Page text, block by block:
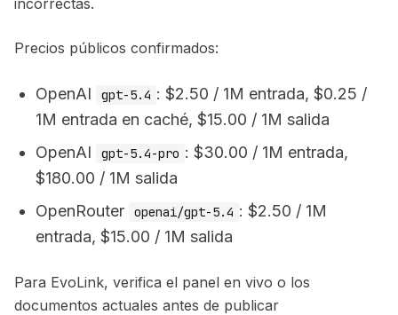
incorrectas.
Precios públicos confirmados:
OpenAI gpt-5.4 : $2.50 / 1M entrada, $0.25 /
1M entrada en caché, $15.00 / 1M salida
OpenAI
gpt-5.4-pro : $30.00 / 1M entrada,
$180.00 / 1M salida
OpenRouter
openai/gpt-5.4 : $2.50 / 1M
entrada, $15.00 / 1M salida
Para EvoLink, verifica el panel en vivo o los
documentos actuales antes de publicar